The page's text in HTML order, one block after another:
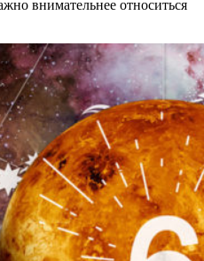
внимательнее относиться